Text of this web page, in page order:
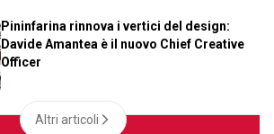
Pininfarina rinnova i vertici del design:
Davide Amantea è il nuovo Chief Creative
Officer
Altri articoli